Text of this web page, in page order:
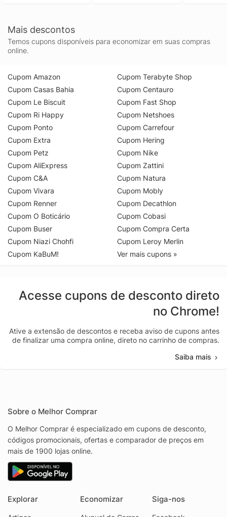
Mais descontos
Temos cupons disponíveis para economizar em suas compras
online.
Cupom Amazon
Cupom Casas Bahia
Cupom Le Biscuit
Cupom Ri Happy
Cupom Ponto
Cupom Extra
Cupom Petz
Cupom AliExpress
Cupom C&A
Cupom Vivara
Cupom Renner
Cupom O Boticário
Cupom Buser
Cupom Niazi Chohfi
Cupom KaBuM!
Cupom Terabyte Shop
Cupom Centauro
Cupom Fast Shop
Cupom Netshoes
Cupom Carrefour
Cupom Hering
Cupom Nike
Cupom Zattini
Cupom Natura
Cupom Mobly
Cupom Decathlon
Cupom Cobasi
Cupom Compra Certa
Cupom Leroy Merlin
Ver mais cupons »
Acesse cupons de desconto direto
no Chrome!
Ative a extensão de descontos e receba aviso de cupons antes
de finalizar uma compra online, direto no carrinho de compras.
Saiba mais
Sobre o Melhor Comprar
O Melhor Comprar é especializado em cupons de desconto,
códigos promocionais, ofertas e comparador de preços em
mais de 1900 lojas online.
Explorar Economizar Siga-nos